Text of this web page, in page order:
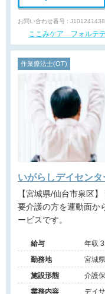
お問い合わせ番号 : J101241438
ここみケア フォルテ
作業療法士(OT)
いがらしデイセン
【宮城県/仙台市泉区】 ◇車通勤可能◇仙台市泉区◇要支援・
要介護の方を運動面か
ービスです。
給与
勤務地
宮城
リニ
施設形態
介護
業務内容
デイ